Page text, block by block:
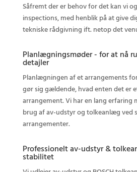
Såfremt der er behov for det kan vi
inspections, med henblik på at give
tekniske rådgivning ift. netop det
Planlægningsmøder - for at nå
detajler
Planlægningen af et arrangements
gør sig gældende, hvad enten det er
arrangement. Vi har en lang erfaring
brug af av-udstyr og tolkeanlæg ved
arrangementer.
Professionelt av-udstyr &
stabilitet